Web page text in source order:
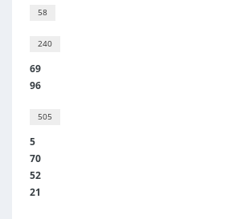
58
240
69
96
505
5
70
52
21